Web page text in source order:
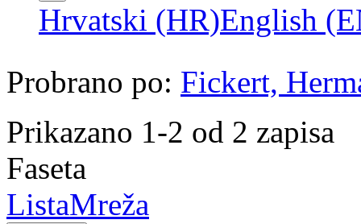
Hrvatski (HR)English
Probrano po: Fickert,
Prikazano 1-2 od 2 zapisa
Faseta
ListaMreža